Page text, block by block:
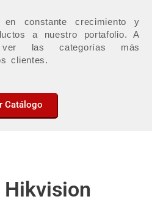
constante crecimiento y
a nuestro portafolio. A
ver las categorías más
clientes.
Catálogo
Hikvision